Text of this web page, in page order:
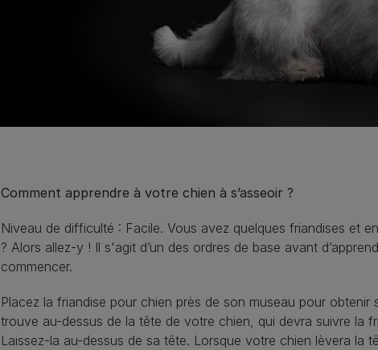
Comment apprendre à votre chien à s’asseoir ?
Niveau de difficulté : Facile. Vous avez quelques friandises et
? Alors allez-y ! Il s'agit d’un des ordres de base avant
commencer.
Placez la friandise pour chien près de son museau pour
trouve au-dessus de la tête de votre chien, qui devra suivre la
Laissez-la au-dessus de sa tête. Lorsque votre chien lèvera la